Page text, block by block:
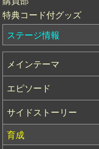
特典コード付グッズ
ステージ情報
メインテーマ
エピソード
サイドストーリー
育成